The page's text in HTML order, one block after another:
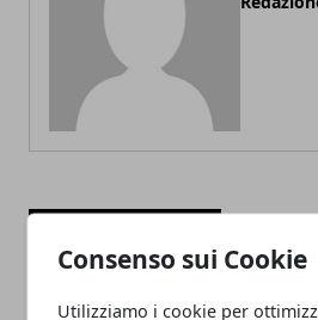
Consenso sui Cookie
Utilizziamo i cookie per